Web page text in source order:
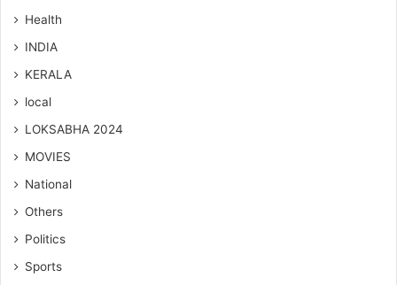
Health
INDIA
KERALA
local
LOKSABHA 2024
MOVIES
National
Others
Politics
Sports